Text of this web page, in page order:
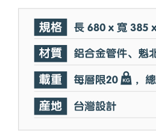
價
格：
NT$3,900。
價
格：
NT$2,730。